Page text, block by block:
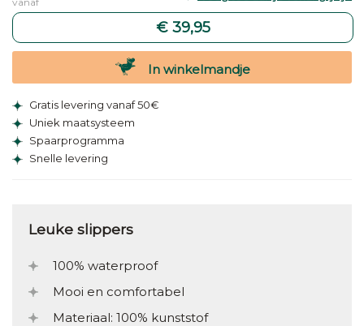
€ 39,95
In winkelmandje
Gratis levering vanaf 50€
Uniek maatsysteem
Spaarprogramma
Snelle levering
Leuke slippers
100% waterproof
Mooi en comfortabel
Materiaal: 100% kunststof